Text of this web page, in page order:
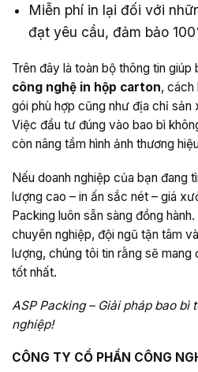
Miễn phí in lại đối với
đạt yêu cầu, đảm bảo
Trên đây là toàn bộ thông tin giúp
công nghệ in hộp carton, cách
gói phù hợp cũng như địa chỉ sản
Việc đầu tư đúng vào bao bì
còn nâng tầm hình ảnh thương
Nếu doanh nghiệp của bạn đang
lượng cao – in ấn sắc nét – giá
Packing luôn sẵn sàng đồng
chuyên nghiệp, đội ngũ tận tâm
lượng, chúng tôi tin rằng sẽ mang
tốt nhất.
ASP Packing – Giải pháp bao bì
nghiệp!
CÔNG TY CỔ PHẦN CÔNG